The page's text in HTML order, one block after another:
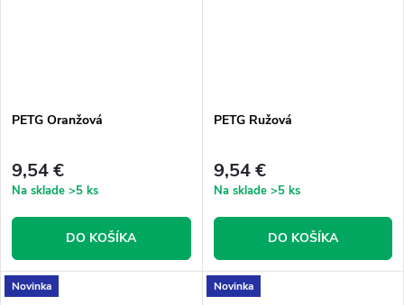
PETG Oranžová
9,54 €
Na sklade >5 ks
DO KOŠÍKA
PETG Ružová
9,54 €
Na sklade >5 ks
DO KOŠÍKA
Novinka Novinka